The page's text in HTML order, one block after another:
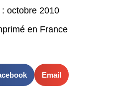
octobre 2010
en France
Email